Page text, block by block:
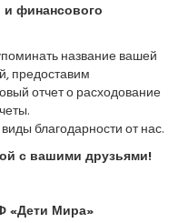
финансового
название вашей
предоставим
отчет о расходование
благодарности от нас.
с вашими друзьями!
«Дети Мира»